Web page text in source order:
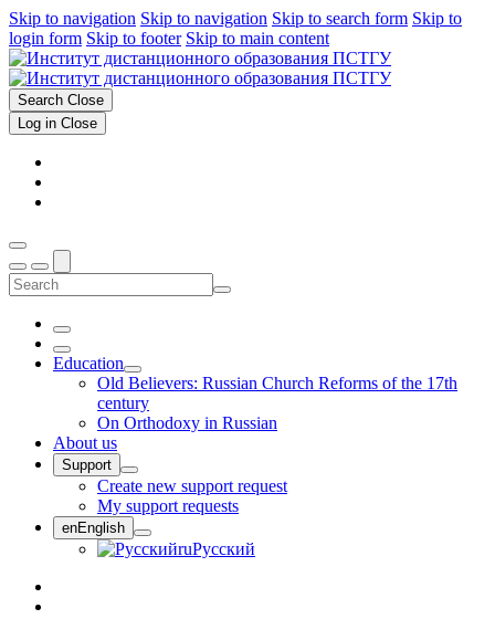
Skip to navigation Skip to navigation Skip to search form Skip to
login form Skip to footer Skip to main content
Search Close
Log in Close
Education
Old Believers: Russian Church Reforms of the 17th
century
On Orthodoxy in Russian
About us
Support
Create new support request
My support requests
enEnglish
ruРусский